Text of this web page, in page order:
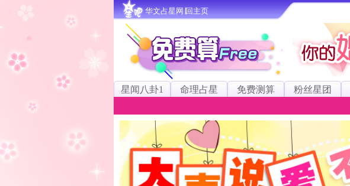
华文占星网∣回主页
星闻八卦1 命理占星 免费测算 粉丝星团